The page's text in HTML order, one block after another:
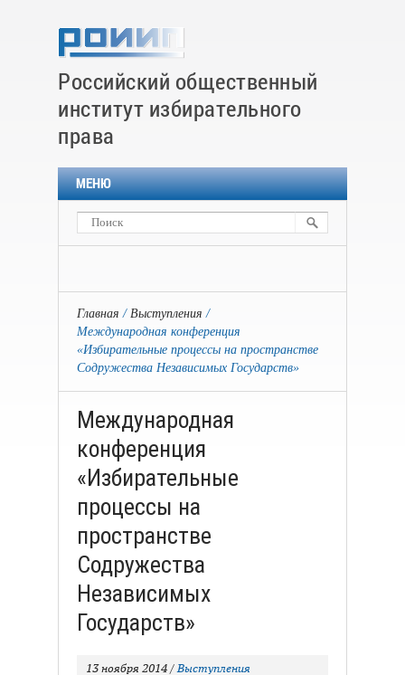
Российский общественный
институт избирательного
права
МЕНЮ
Главная
Выступления
Международная конференция
«Избирательные процессы на пространстве
Содружества Независимых Государств»
Международная
конференция
«Избирательные
процессы на
пространстве
Содружества
Независимых
Государств»
13 ноября 2014 /Выступления